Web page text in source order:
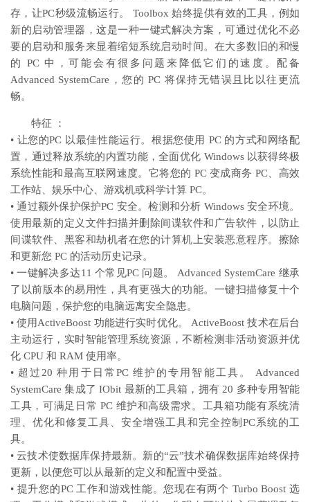
存，让PC秒级流畅运行。 Toolbox 始终提供有效的工具，例如
新的启动管理器，这是一种一键式解决方案，可通过优化不必
要的启动和服务来显着缩短系统启动时间。在大多数旧的和慢
的 PC 中，可能会有很多问题来降低它们的速度。配备
Advanced SystemCare，您的 PC 将保持无错误且比以往更流
畅。
特征 ：
• 让您的PC 以最佳性能运行。根据您使用 PC 的方式和网络配
置，通过释放系统的内置功能，全面优化 Windows 以获得终极
系统性能和最高互联网速度。它将您的 PC 变成商务 PC、高效
工作站、娱乐中心、游戏机或科学计算 PC。
• 通过额外保护保护PC 安全。检测和分析 Windows 安全环境。
使用最新的定义文件扫描并删除间谍软件和广告软件，以防止
间谍软件、黑客和劫机者在您的计算机上安装恶意程序。擦除
和更新您 PC 的活动历史记录。
• 一键解决多达11 个常见PC 问题。 Advanced SystemCare 继承
了以前版本的易用性，具有更强大的功能。一键扫描修复十个
电脑问题，保护您的电脑远离安全隐患。
• 使用ActiveBoost 功能进行实时优化。 ActiveBoost 技术在后台
主动运行，实时智能管理系统资源，不断检测非活动资源并优
化 CPU 和 RAM 使用率。
• 超过20 种用于日常PC 维护的专用智能工具。 Advanced
SystemCare 集成了 IObit 最新的工具箱，拥有 20 多种专用智能
工具，可满足日常 PC 维护和高级需求。工具箱功能有系统清
理、优化和修复工具、安全增强工具和完全控制PC系统的工
具。
• 云技术使数据库保持最新。新的“云”技术确保数据库始终保持
更新，以便您可以从最新的定义和配置中受益。
• 提升您的PC 工作和游戏性能。您现在有两个 Turbo Boost 选